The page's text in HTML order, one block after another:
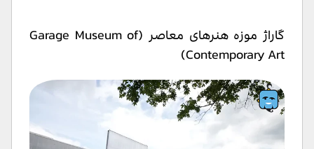
گاراژ موزه هنرهای معاصر (Garage Museum of
Contemporary Art)